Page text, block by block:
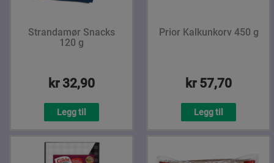
Strandamør Snacks
120 g
kr 32,90
Legg til
Prior Kalkunkorv 450 g
kr 57,70
Legg til